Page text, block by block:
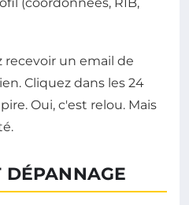
recevoir un email de
Cliquez dans les 24
Oui, c'est relou. Mais
DÉPANNAGE